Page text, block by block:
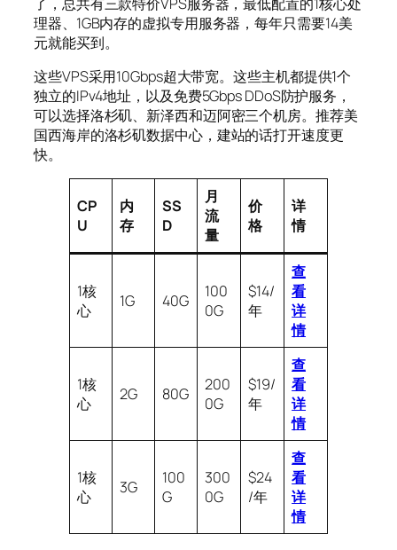
理器、1GB内存的虚拟专用服务器，每年只需要14美
元就能买到。
这些VPS采用10Gbps超大带宽。这些主机都提供1个
独立的IPv4地址，以及免费5Gbps DDoS防护服务，
可以选择洛杉矶、新泽西和迈阿密三个机房。推荐美
国西海岸的洛杉矶数据中心，建站的话打开速度更
快。
CP
U
内
存
SS
D
月
流
量
价
格
详
情
1核
心
1G 40G
100
0G
$14/
年
查
看
详
情
1核
心
2G 80G
200
0G
$19/
年
查
看
详
情
1核
心
3G
100
G
300
0G
$24
/年
查
看
详
情